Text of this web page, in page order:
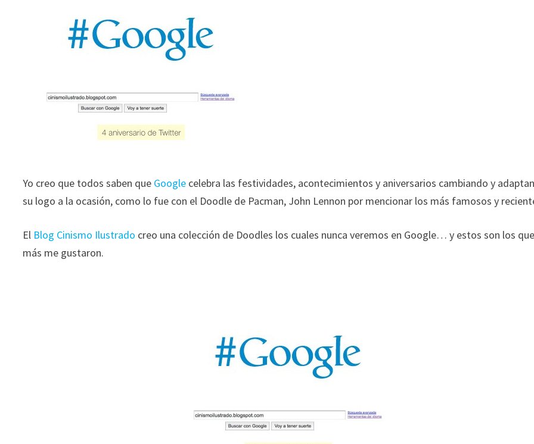
Yo creo que todos saben que Google celebra las festividades, acontecimientos y aniversarios cambiando y
su logo a la ocasión, como lo fue con el Doodle de Pacman, John Lennon por mencionar los más famosos y
El Blog Cinismo Ilustrado creo una colección de Doodles los cuales nunca veremos en Google… y estos son los
más me gustaron.